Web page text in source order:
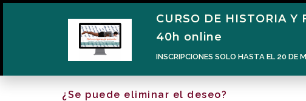
¿Se puede eliminar el deseo?
CURSO DE HISTORIA Y
40h online
INSCRIPCIONES SOLO HASTA EL 20 DE